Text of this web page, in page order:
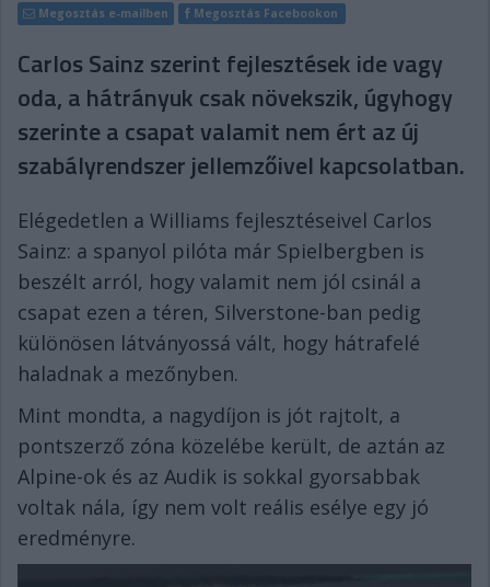
Megosztás e-mailben Megosztás Facebookon
Carlos Sainz szerint fejlesztések ide vagy
oda, a hátrányuk csak növekszik, úgyhogy
szerinte a csapat valamit nem ért az új
szabályrendszer jellemzőivel kapcsolatban.
Elégedetlen a Williams fejlesztéseivel Carlos
Sainz: a spanyol pilóta már Spielbergben is
beszélt arról, hogy valamit nem jól csinál a
csapat ezen a téren, Silverstone-ban pedig
különösen látványossá vált, hogy hátrafelé
haladnak a mezőnyben.
Mint mondta, a nagydíjon is jót rajtolt, a
pontszerző zóna közelébe került, de aztán az
Alpine-ok és az Audik is sokkal gyorsabbak
voltak nála, így nem volt reális esélye egy jó
eredményre.